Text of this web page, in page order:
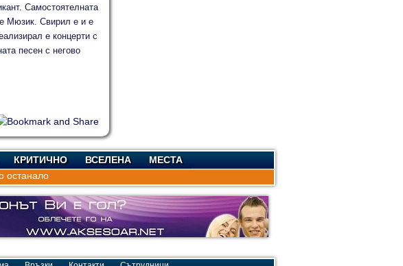
Самостоятелната
Мюзик. Свирил е и е
е концерти с
песен с негово
КРИТИЧНО ВСЕЛЕНА
МЕСТА
останало